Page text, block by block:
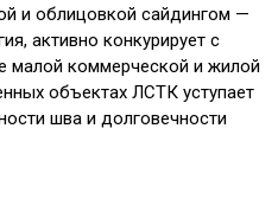
и облицовкой сайдингом —
активно конкурирует с
малой коммерческой и жилой
объектах ЛСТК уступает
шва и долговечности